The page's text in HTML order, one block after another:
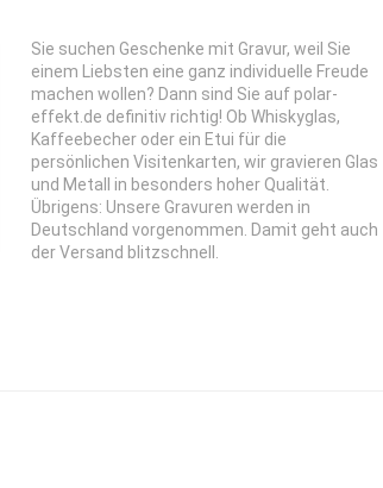
Sie suchen Geschenke mit Gravur, weil Sie
einem Liebsten eine ganz individuelle Freude
machen wollen? Dann sind Sie auf polar-
effekt.de definitiv richtig! Ob Whiskyglas,
Kaffeebecher oder ein Etui für die
persönlichen Visitenkarten, wir gravieren Glas
und Metall in besonders hoher Qualität.
Übrigens: Unsere Gravuren werden in
Deutschland vorgenommen. Damit geht auch
der Versand blitzschnell.